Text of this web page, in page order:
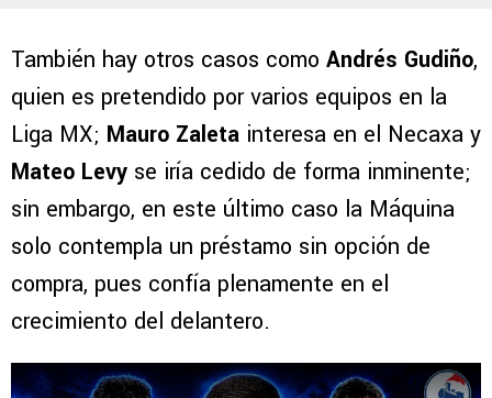
También hay otros casos como Andrés Gudiño,
quien es pretendido por varios equipos en la
Liga MX; Mauro Zaleta interesa en el Necaxa y
Mateo Levy se iría cedido de forma inminente;
sin embargo, en este último caso la Máquina
solo contempla un préstamo sin opción de
compra, pues confía plenamente en el
crecimiento del delantero.